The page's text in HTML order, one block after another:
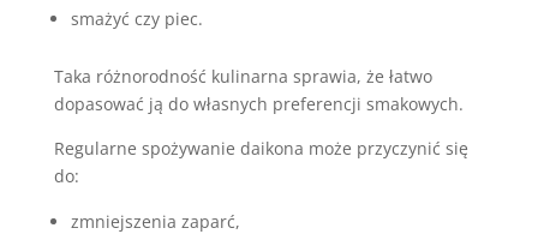
smażyć czy piec.
Taka różnorodność kulinarna sprawia, że łatwo
dopasować ją do własnych preferencji smakowych.
Regularne spożywanie daikona może przyczynić się
do:
zmniejszenia zaparć,